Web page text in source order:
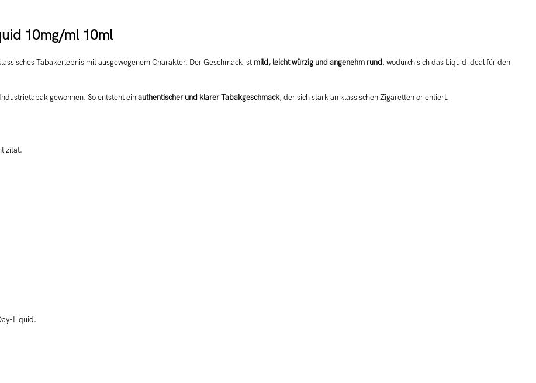
10mg/ml 10ml
Tabakerlebnis mit ausgewogenem Charakter. Der Geschmack ist mild, leicht würzig und angenehm rund, wodurch sich das Liquid ideal für den
gewonnen. So entsteht einauthentischer und klarer Tabakgeschmack, der sich stark an klassischen Zigaretten orientiert.
Liquid.